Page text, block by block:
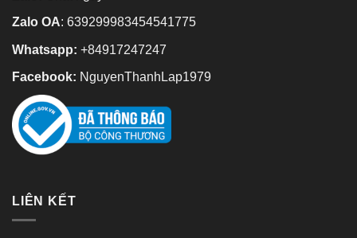
Zalo OA: 639299983454541775
Whatsapp: +84917247247
Facebook: NguyenThanhLap1979
LIÊN KẾT